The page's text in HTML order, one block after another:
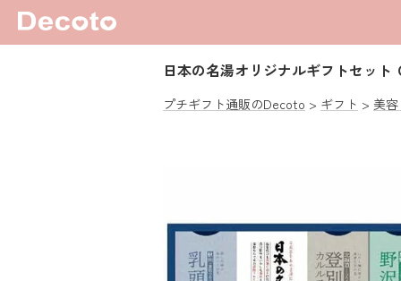
日本の名湯オリジナルギフトセット
プチギフト通販のDecoto ギフト 美